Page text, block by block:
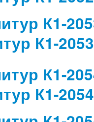
К1-2053
К1-2054